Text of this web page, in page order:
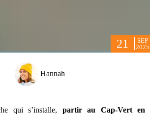
21
SEP
2025
Hannah
qui s’installe, partir au Cap-Vert en